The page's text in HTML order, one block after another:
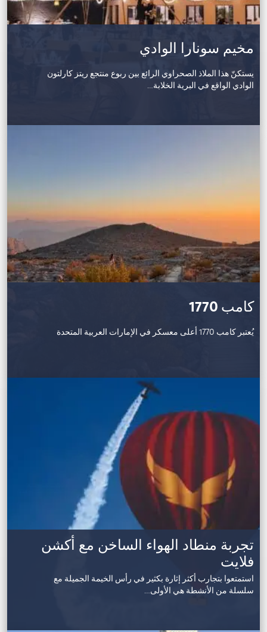
مخيم سونارا الوادي
يستكنّ هذا الملاذ الصحراوي الرائع بين ربوع منتجع ريتز كارلتون
الوادي الواقع في البرية الخلابة…
كامب 1770
يُعتبر كامب 1770 أعلى معسكر في الإمارات العربية المتحدة
تجربة منطاد الهواء الساخن مع أكشن
فلايت
استمتعوا بتجارب أكثر إثارة بكثير في رأس الخيمة الجميلة مع
سلسلة من الأنشطة هي الأولى…